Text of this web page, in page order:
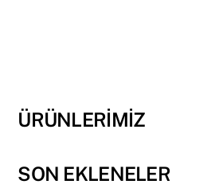
ÜRÜNLERİMİZ
SON EKLENELER